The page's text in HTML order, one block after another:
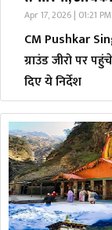
Apr 17, 2026 | 01:21 PM
CM Pushkar
ग्राउंड जीरो पर
दिए ये निर्देश